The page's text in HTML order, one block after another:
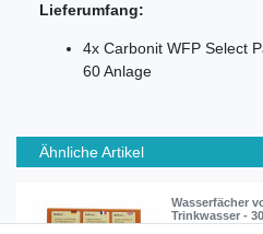
Lieferumfang:
4x Carbonit WFP Select
60 Anlage
Ähnliche Artikel
Wasserfächer
Trinkwasser -